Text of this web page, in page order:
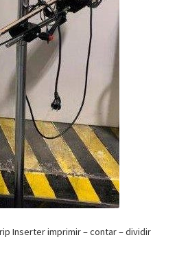
Inserter imprimir – contar – dividir